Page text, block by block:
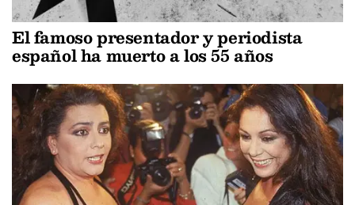
El famoso presentador y periodista
español ha muerto a los 55 años